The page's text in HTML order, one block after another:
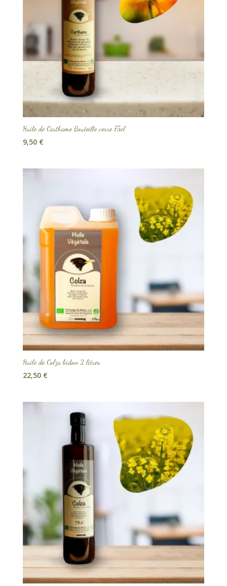
Huile de Carthame Bouteille verre 75cl
9,50 €
Huile de Colza bidon 2 litres
22,50 €